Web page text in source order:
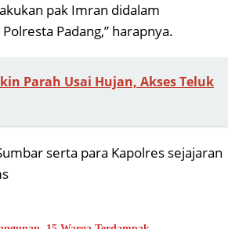
pak Imran didalam
Padang,” harapnya.
Parah Usai Hujan, Akses Teluk
serta para Kapolres sejajaran